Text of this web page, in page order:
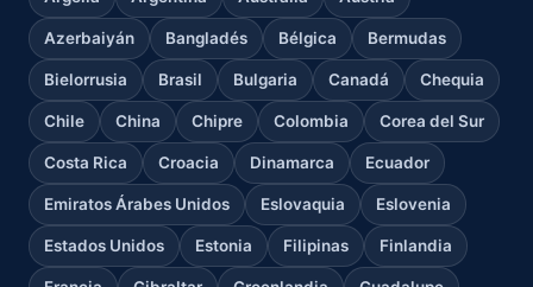
Azerbaiyán Bangladés Bélgica Bermudas
Bielorrusia Brasil Bulgaria Canadá Chequia
Chile China Chipre Colombia Corea del Sur
Costa Rica Croacia Dinamarca Ecuador
Emiratos Árabes Unidos Eslovaquia Eslovenia
Estados Unidos Estonia Filipinas Finlandia